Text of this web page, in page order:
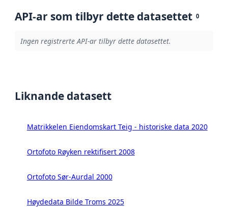
API-ar som tilbyr dette datasettet 0
Ingen registrerte API-ar tilbyr dette datasettet.
Liknande datasett
Matrikkelen Eiendomskart Teig - historiske data 2020
Ortofoto Røyken rektifisert 2008
Ortofoto Sør-Aurdal 2000
Høydedata Bilde Troms 2025